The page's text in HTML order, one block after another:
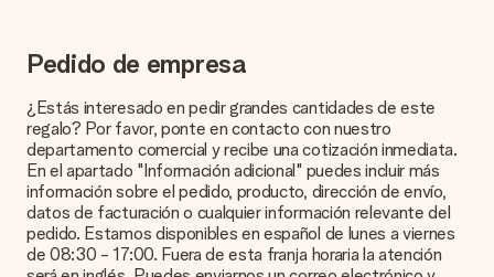
¿Cómo puedo saber si mi imagen tiene la calidad
adecuada?
satisfecho con tu regalo. Por eso es importante utilizar fotos
de alta calidad. Si no estás seguro de la calidad de la imagen,
ponte en contacto con nuestro equipo de atención al cliente e
incluye la foto junto con el regalo que te interesa encargar.
Ellos podrán comprobar la calidad por ti.
¿Qué formatos puedo cargar?
Puedes carga archivos JPG y PNG en nuestro editor. ¿Es
Pedido de empresa
¿Estás interesado en pedir grandes cantidades de este
regalo? Por favor, ponte en contacto con nuestro
departamento comercial y recibe una cotización inmediata.
En el apartado "Información adicional" puedes incluir más
información sobre el pedido, producto, dirección de envío,
datos de facturación o cualquier información relevante del
pedido. Estamos disponibles en español de lunes a viernes
de 08:30 - 17:00. Fuera de esta franja horaria la atención